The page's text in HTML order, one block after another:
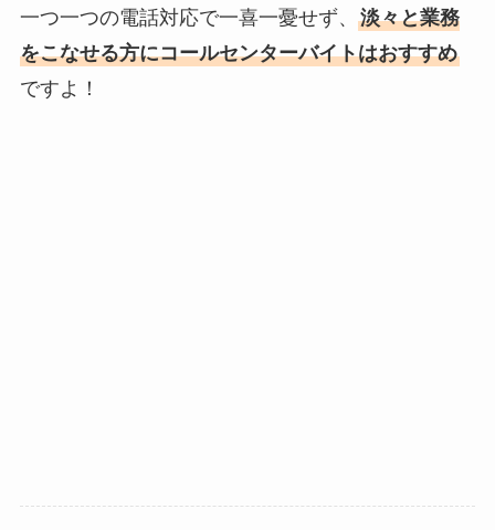
一つ一つの電話対応で一喜一憂せず、 淡々と業務
をこなせる方にコールセンターバイトはおすすめ
ですよ！